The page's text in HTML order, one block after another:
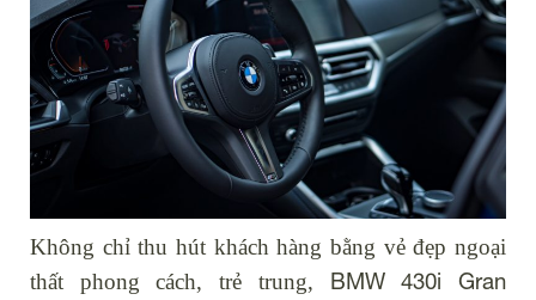
Không chỉ thu hút khách hàng bằng vẻ đẹp ngoại
thất phong cách, trẻ trung, BMW 430i Gran